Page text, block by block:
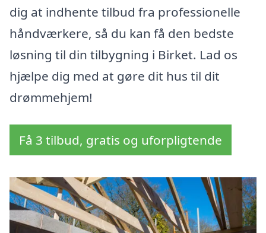
dig at indhente tilbud fra professionelle
håndværkere, så du kan få den bedste
løsning til din tilbygning i Birket. Lad os
hjælpe dig med at gøre dit hus til dit
drømmehjem!
Få 3 tilbud, gratis og uforpligtende